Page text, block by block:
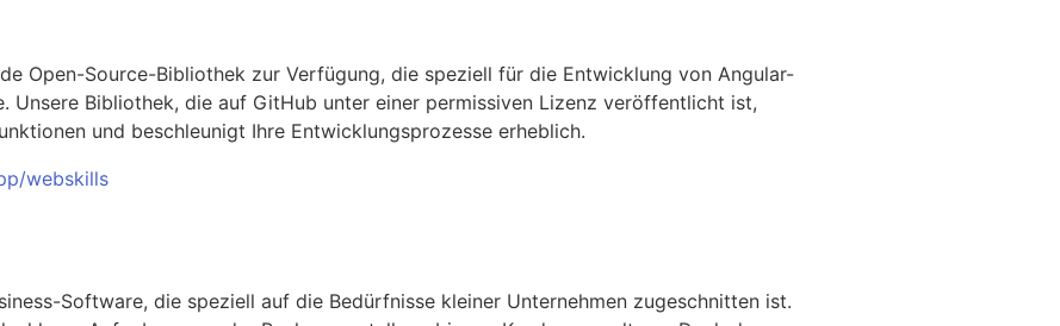
Open-Source-Bibliothek zur Verfügung, die speziell für die Entwicklung von Angular-
Unsere Bibliothek, die auf GitHub unter einer permissiven Lizenz veröffentlicht ist,
und beschleunigt Ihre Entwicklungsprozesse erheblich.
webskills
Software, die speziell auf die Bedürfnisse kleiner Unternehmen zugeschnitten ist.